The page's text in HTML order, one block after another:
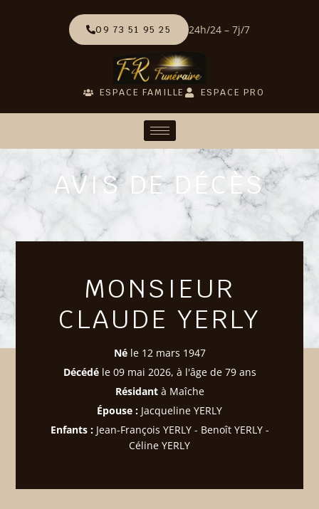
09 73 51 95 25 24h/24 – 7j/7
ESPACE FAMILLE ESPACE PRO
AVIS DE DÉCÈS
MONSIEUR
CLAUDE YERLY
Néle 12 mars 1947
Décédéle 09 mai 2026, à l'âge de 79 ans
Résidantà Maîche
Épouse : Jacqueline YERLY
Enfants : Jean-François YERLY - Benoît YERLY -
Céline YERLY